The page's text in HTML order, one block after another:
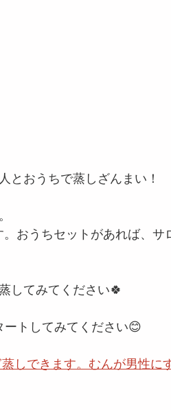
とおうちで蒸しざんまい！
おうちセットがあれば、サ
してみてください🍀
トしてみてください😊
しできます。むんが男性に